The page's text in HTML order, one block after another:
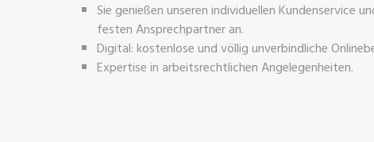
Sie genießen unseren individuellen Kundenservice
festen Ansprechpartner an.
Digital: kostenlose und völlig unverbindliche
Expertise in arbeitsrechtlichen Angelegenheiten.